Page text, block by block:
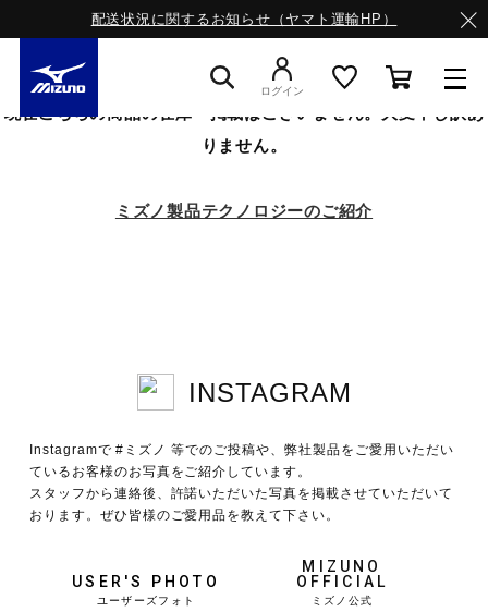
配送状況に関するお知らせ（ヤマト運輸HP）
サッカー／フットサル
トレーニング
ログイン
現在こちらの商品の在庫・掲載はございません。大変申し訳あ
りません。
ミズノ製品テクノロジーのご紹介
INSTAGRAM
Instagramで #ミズノ 等でのご投稿や、弊社製品をご愛用いただい
ているお客様のお写真をご紹介しています。
スタッフから連絡後、許諾いただいた写真を掲載させていただいて
おります。ぜひ皆様のご愛用品を教えて下さい。
USER'S PHOTO
MIZUNO
OFFICIAL